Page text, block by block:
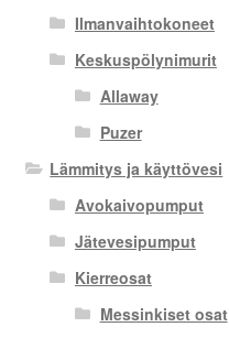
Ilmanvaihtokoneet
Keskuspölynimurit
Allaway
Puzer
Lämmitys ja käyttövesi
Avokaivopumput
Jätevesipumput
Kierreosat
Messinkiset osat